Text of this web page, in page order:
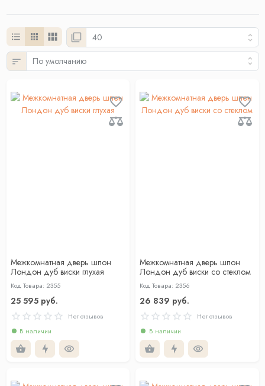
Межкомнатная дверь шпон
Лондон дуб виски глухая
Код Товара: 2355
25 595 руб.
Нет отзывов
В наличии
Межкомнатная дверь шпон
Лондон дуб виски со стеклом
Код Товара: 2356
26 839 руб.
Нет отзывов
В наличии